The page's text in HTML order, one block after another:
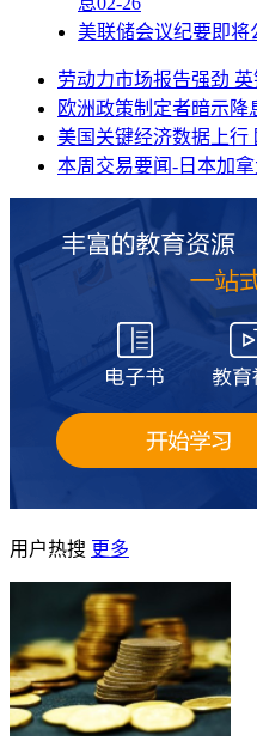
美联储会议纪要即将
劳动力市场报告强劲
欧洲政策制定者暗示降
美国关键经济数据上行
本周交易要闻-日本加
用户热搜 更多